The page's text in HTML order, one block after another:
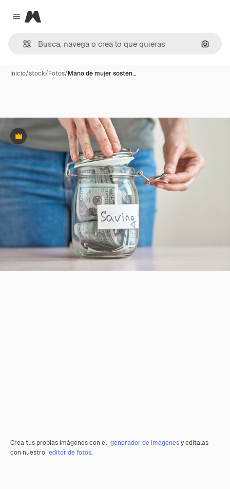
Close menu
Magnific
Inicio/stock/Fotos/Mano de mujer sosten…
Premium
Crea tus propias imágenes con el generador de imágenesy edítalas
con nuestro editor de fotos.